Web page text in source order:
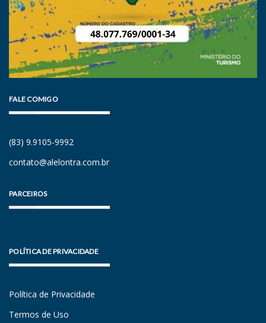
FALE COMIGO
(83) 9.9105-9992
contato@alelontra.com.br
PARCEIROS
POLÍTICA DE PRIVACIDADE
Política de Privacidade
Termos de Uso